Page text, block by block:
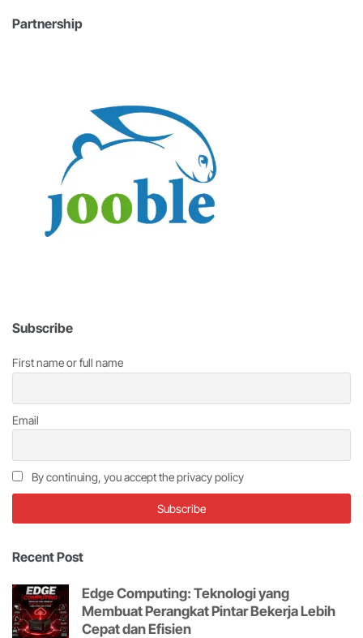
Partnership
Subscribe
First name or full name
Email
By continuing, you accept the privacy policy
Recent Post
Edge Computing: Teknologi yang
Membuat Perangkat Pintar Bekerja Lebih
Cepat dan Efisien